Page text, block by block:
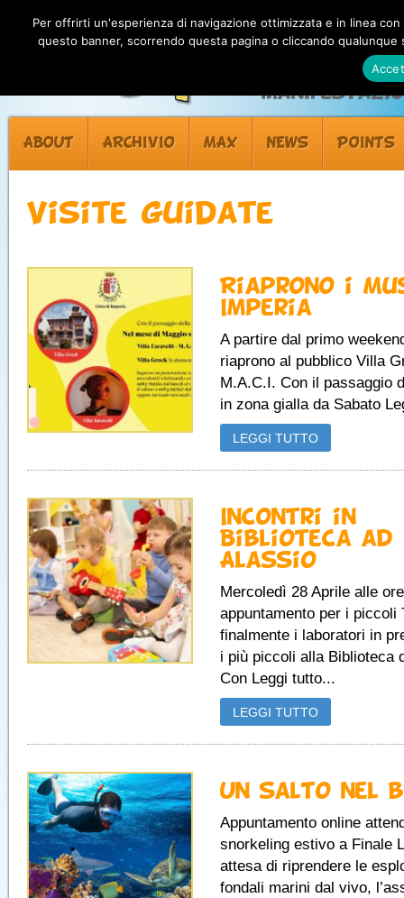
ABOUT ARCHIVIO MAX NEWS POINTS
Visite guidate
Riaprono i
Imperia
A partire dal primo
riaprono al pubblico Villa
M.A.C.I. Con il passaggio
in zona gialla da Sabato
LEGGI TUTTO
Incontri in
Biblioteca ad
Alassio
Mercoledì 28 Aprile alle
appuntamento per i piccoli
finalmente i laboratori in
i più piccoli alla Biblioteca
Con Leggi tutto...
LEGGI TUTTO
Un salto nel
Appuntamento online
snorkeling estivo a Finale
attesa di riprendere le
fondali marini dal vivo,
Per offrirti un'esperienza di navigazione ottimizzata e in linea
questo banner, scorrendo questa pagina o cliccando